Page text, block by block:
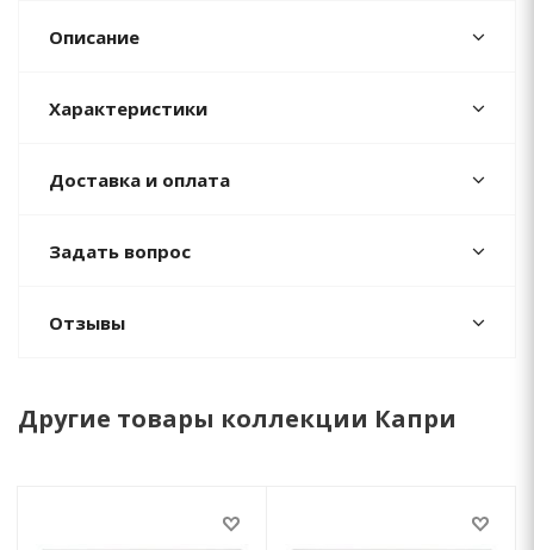
Описание
Характеристики
Доставка и оплата
Задать вопрос
Отзывы
Другие товары коллекции Капри